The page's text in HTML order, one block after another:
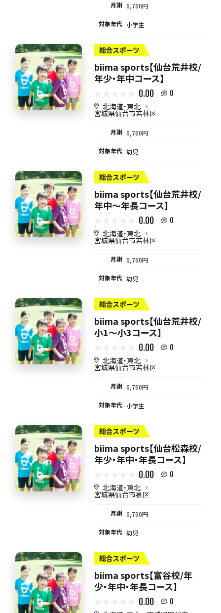
月謝 6,760円
対象年代 小学生
総合スポーツ
biima sports【仙台荒井校/
年少・年中コース】
0.00 0
北海道・東北
宮城県仙台市若林区
月謝 6,760円
対象年代 幼児
総合スポーツ
biima sports【仙台荒井校/
年中〜年長コース】
0.00 0
北海道・東北
宮城県仙台市若林区
月謝 6,760円
対象年代 幼児
総合スポーツ
biima sports【仙台荒井校/
小1〜小3コース】
0.00 0
北海道・東北
宮城県仙台市若林区
月謝 6,760円
対象年代 小学生
総合スポーツ
biima sports【仙台松森校/
年少・年中・年長コース】
0.00 0
北海道・東北
宮城県仙台市泉区
月謝 6,760円
対象年代 幼児
総合スポーツ
biima sports【富谷校/年
少・年中・年長コース】
0.00 0